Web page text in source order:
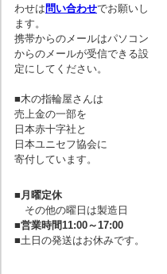
わせは 問い合わせでお願いし
ます。
携帯からのメールはパソコン
からのメールが受信できる設
定にしてください。
■木の指輪屋さんは
売上金の一部を
日本赤十字社と
日本ユニセフ協会に
寄付しています。
■ 月曜定休
その他の曜日は製造日
■営業時間11:00～17:00
■土日の発送はお休みです。